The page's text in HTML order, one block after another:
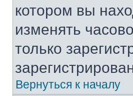
котором вы
изменять
только
Вернуться к началу